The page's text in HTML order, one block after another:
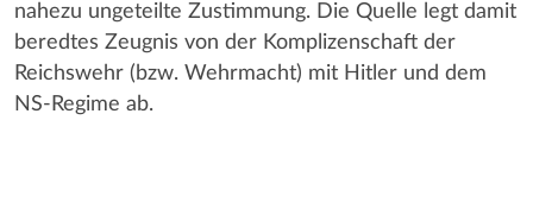
nahezu ungeteilte Zustimmung. Die Quelle legt damit
beredtes Zeugnis von der Komplizenschaft der
Reichswehr (bzw. Wehrmacht) mit Hitler und dem
NS-Regime ab.